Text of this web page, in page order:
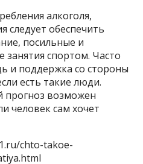
алкоголя,
следует обеспечить
посильные и
занятия спортом. Часто
и поддержка со стороны
есть такие люди.
возможен
человек сам хочет
chto-takoe-